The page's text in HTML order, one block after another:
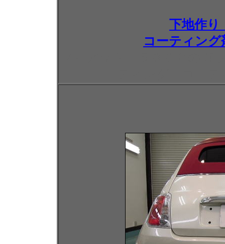
下地作り
コーティン